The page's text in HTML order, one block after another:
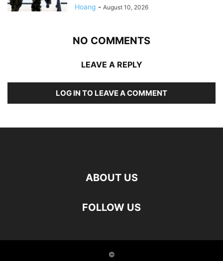
Hoang - August 10, 2026
NO COMMENTS
LEAVE A REPLY
LOG IN TO LEAVE A COMMENT
ABOUT US
FOLLOW US
©